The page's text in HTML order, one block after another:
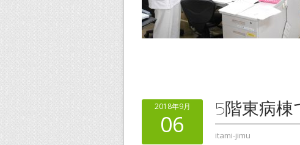
2018年9月
06
5階東病棟
itami-jimu